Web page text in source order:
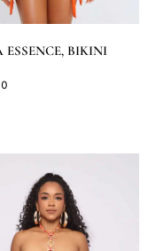
ESSENCE, BIKINI